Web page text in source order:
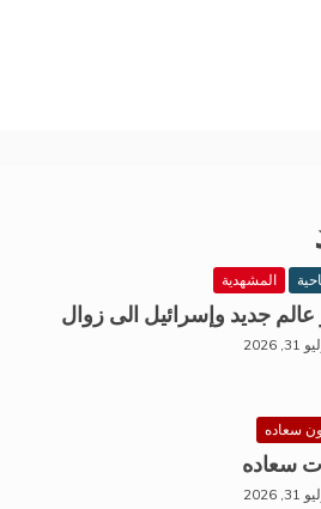
المشهدية
عالم جديد وإسرائيل الى زوال
2026
سعاده
سعاده
2026